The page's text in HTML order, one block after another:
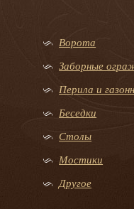
Ворота
Заборные
Перила и
Беседки
Столы
Мостики
Другое